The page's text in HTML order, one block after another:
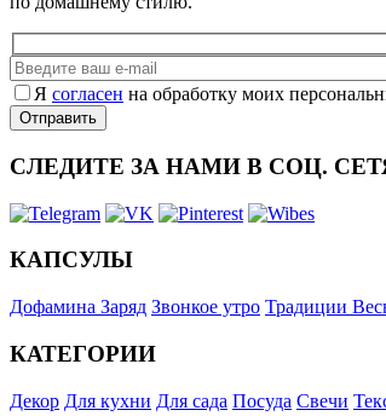
Я согласен на обработку моих
СЛЕДИТЕ ЗА НАМИ В СОЦ.
КАПСУЛЫ
Дофамина Заряд Звонкое утро Традиции
КАТЕГОРИИ
Декор Для кухни Для сада Посуда Свечи